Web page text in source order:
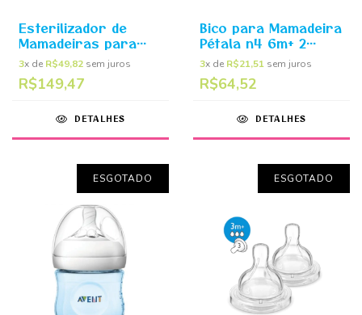
Esterilizador de
Mamadeiras para
Micro-ondas - MAM
3x de R$49,82 sem juros
R$149,47
DETALHES
Bico para Mamadeira
Pétala n4 6m+ 2
unidades - Philips
Avent
3x de R$21,51 sem juros
R$64,52
DETALHES
ESGOTADO ESGOTADO